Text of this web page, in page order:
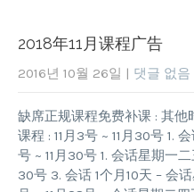
2018年11月课程广告
2016년 10월 26일 | 댓글 없음
缺席正规课程免费补课 : 其他
课程 : 11月3号 ~ 11月30号 1.
号 ~ 11月30号 1. 会话星期一
30号 3. 会话 1个月10天 – 会